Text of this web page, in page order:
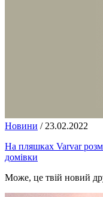
Новини / 23.02.2022
На пляшках Varvar
домівки
Може, це твій новий